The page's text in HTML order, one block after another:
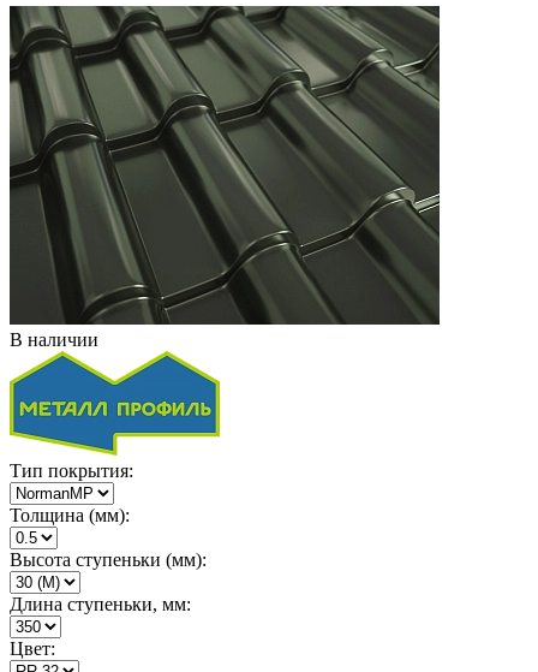
В наличии
Тип покрытия:
Толщина (мм):
Высота ступеньки (мм):
Длина ступеньки, мм:
Цвет: